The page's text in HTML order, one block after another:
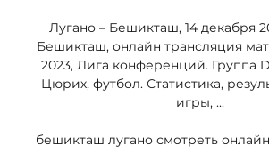
Лугано – Бешикташ, 14 декабря
Бешикташ, онлайн трансляция
2023, Лига конференций. Группа
Цюрих, футбол. Статистика,
игры, ...
бешикташ лугано смотреть